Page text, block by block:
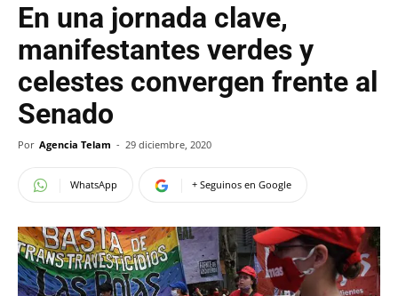
En una jornada clave,
manifestantes verdes y
celestes convergen frente al
Senado
Por Agencia Telam - 29 diciembre, 2020
WhatsApp + Seguinos en Google